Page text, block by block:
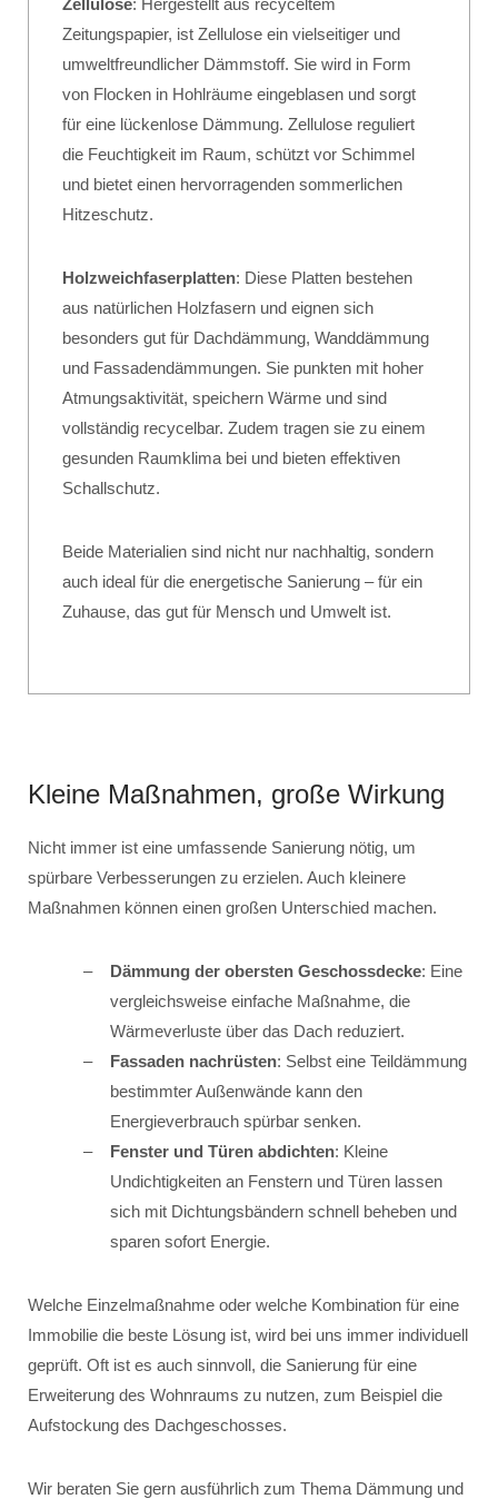
Zellulose: Hergestellt aus recyceltem
Zeitungspapier, ist Zellulose ein vielseitiger und
umweltfreundlicher Dämmstoff. Sie wird in Form
von Flocken in Hohlräume eingeblasen und sorgt
für eine lückenlose Dämmung. Zellulose reguliert
die Feuchtigkeit im Raum, schützt vor Schimmel
und bietet einen hervorragenden sommerlichen
Hitzeschutz.
Holzweichfaserplatten: Diese Platten bestehen
aus natürlichen Holzfasern und eignen sich
besonders gut für Dachdämmung, Wanddämmung
und Fassadendämmungen. Sie punkten mit hoher
Atmungsaktivität, speichern Wärme und sind
vollständig recycelbar. Zudem tragen sie zu einem
gesunden Raumklima bei und bieten effektiven
Schallschutz.
Beide Materialien sind nicht nur nachhaltig, sondern
auch ideal für die energetische Sanierung – für ein
Zuhause, das gut für Mensch und Umwelt ist.
Kleine Maßnahmen, große Wirkung
Nicht immer ist eine umfassende Sanierung nötig, um
spürbare Verbesserungen zu erzielen. Auch kleinere
Maßnahmen können einen großen Unterschied machen.
Dämmung der obersten Geschossdecke: Eine
vergleichsweise einfache Maßnahme, die
Wärmeverluste über das Dach reduziert.
Fassaden nachrüsten: Selbst eine Teildämmung
bestimmter Außenwände kann den
Energieverbrauch spürbar senken.
Fenster und Türen abdichten: Kleine
Undichtigkeiten an Fenstern und Türen lassen
sich mit Dichtungsbändern schnell beheben und
sparen sofort Energie.
Welche Einzelmaßnahme oder welche Kombination für eine
Immobilie die beste Lösung ist, wird bei uns immer individuell
geprüft. Oft ist es auch sinnvoll, die Sanierung für eine
Erweiterung des Wohnraums zu nutzen, zum Beispiel die
Aufstockung des Dachgeschosses.
Wir beraten Sie gern ausführlich zum Thema Dämmung und